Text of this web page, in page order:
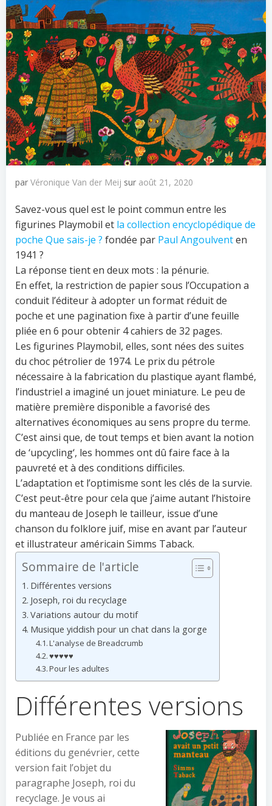
par Véronique Van der Meij sur août 21, 2020
Savez-vous quel est le point commun entre les
figurines Playmobil et la collection encyclopédique de
poche Que sais-je ? fondée par Paul Angoulventen
1941 ?
La réponse tient en deux mots : la pénurie.
En effet, la restriction de papier sous l’Occupation a
conduit l’éditeur à adopter un format réduit de
poche et une pagination fixe à partir d’une feuille
pliée en 6 pour obtenir 4 cahiers de 32 pages.
Les figurines Playmobil, elles, sont nées des suites
du choc pétrolier de 1974. Le prix du pétrole
nécessaire à la fabrication du plastique ayant flambé,
l’industriel a imaginé un jouet miniature. Le peu de
matière première disponible a favorisé des
alternatives économiques au sens propre du terme.
C’est ainsi que, de tout temps et bien avant la notion
de ‘upcycling‘, les hommes ont dû faire face à la
pauvreté et à des conditions difficiles.
L’adaptation et l’optimisme sont les clés de la survie.
C’est peut-être pour cela que j’aime autant l’histoire
du manteau de Joseph le tailleur, issue d’une
chanson du folklore juif, mise en avant par l’auteur
et illustrateur américain Simms Taback.
Sommaire de l'article
Différentes versions
Joseph, roi du recyclage
Variations autour du motif
Musique yiddish pour un chat dans la gorge
L'analyse de Breadcrumb
♥♥♥♥♥
Pour les adultes
Différentes versions
Publiée en France par les
éditions du genévrier, cette
version fait l’objet du
paragraphe Joseph, roi du
recyclage. Je vous ai